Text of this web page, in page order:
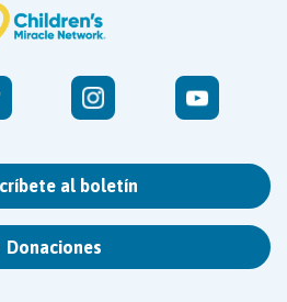
al boletín
Donaciones